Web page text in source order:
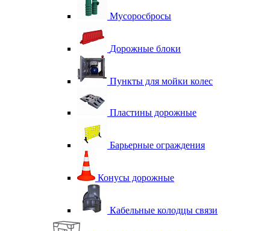
Мусоросбросы
Дорожные блоки
Пункты для мойки колес
Пластины дорожные
Барьерные ограждения
Конусы дорожные
Кабельные колодцы связи